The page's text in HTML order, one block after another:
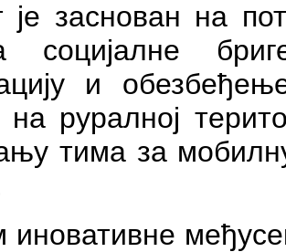
је заснован на
социјалне
и
на руралној
тима за
иновативне